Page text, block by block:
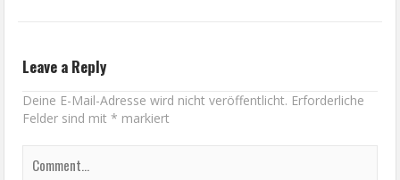
Leave a Reply
Deine E-Mail-Adresse wird nicht veröffentlicht. Erforderliche
Felder sind mit* markiert